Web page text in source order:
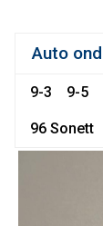
Auto
9-3 9-5
96 Sonett